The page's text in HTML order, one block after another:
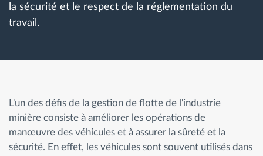
Planification et suivi d'itinéraire
Comment nous résolvons chaques besoins
d'activité de flotte
la sécurité et le respect de la réglementation du
travail.
L'un des défis de la gestion de flotte de l'industrie
minière consiste à améliorer les opérations de
manœuvre des véhicules et à assurer la sûreté et la
sécurité. En effet, les véhicules sont souvent utilisés dans